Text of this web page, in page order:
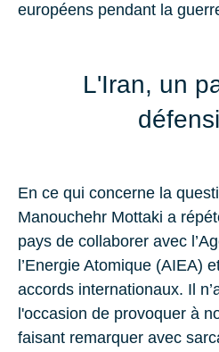
européens pendant la
L'Iran, un
En ce qui concerne la
Manouchehr Mottaki a
pays de collaborer avec
l’Energie Atomique (AIEA)
accords internationaux. Il
l'occasion de provoquer à
faisant remarquer avec